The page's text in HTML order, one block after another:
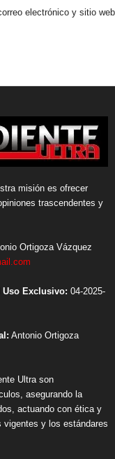
electrónico y sitio
misión es ofrecer
trascendentes y
Ortigoza Vázquez
Uso Exclusivo: 04-2025-
Antonio Ortigoza
Ultra son
asegurando la
actuando con ética y
y los estándares